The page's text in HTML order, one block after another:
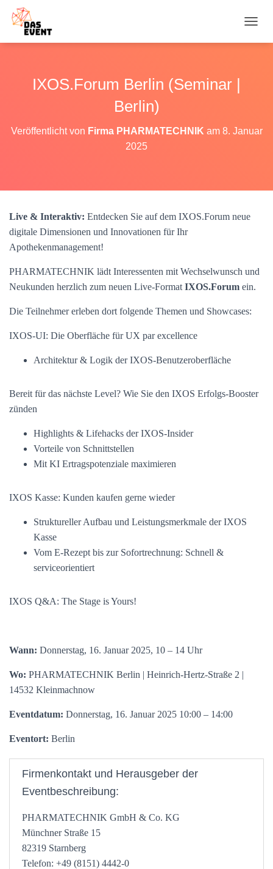
A
N
H
IXOS.Forum Berlin (Seminar |
Berlin)
Veröffentlicht von Firma PHARMATECHNIK am 8. Januar
2025
Live & Interaktiv: Entdecken Sie auf dem IXOS.Forum neue
digitale Dimensionen und Innovationen für Ihr
Apothekenmanagement!
PHARMATECHNIK lädt Interessenten mit Wechselwunsch und
Neukunden herzlich zum neuen Live-Format IXOS.Forum ein.
Die Teilnehmer erleben dort folgende Themen und Showcases:
IXOS-UI: Die Oberfläche für UX par excellence
Architektur & Logik der IXOS-Benutzeroberfläche
Bereit für das nächste Level? Wie Sie den IXOS Erfolgs-Booster
zünden
Highlights & Lifehacks der IXOS-Insider
Vorteile von Schnittstellen
Mit KI Ertragspotenziale maximieren
IXOS Kasse: Kunden kaufen gerne wieder
Struktureller Aufbau und Leistungsmerkmale der IXOS
Kasse
Vom E-Rezept bis zur Sofortrechnung: Schnell &
serviceorientiert
IXOS Q&A: The Stage is Yours!
Wann: Donnerstag, 16. Januar 2025, 10 – 14 Uhr
Wo: PHARMATECHNIK Berlin | Heinrich-Hertz-Straße 2 |
14532 Kleinmachnow
Eventdatum: Donnerstag, 16. Januar 2025 10:00 – 14:00
Eventort: Berlin
Firmenkontakt und Herausgeber der
Eventbeschreibung:
PHARMATECHNIK GmbH & Co. KG
Münchner Straße 15
82319 Starnberg
Telefon: +49 (8151) 4442-0